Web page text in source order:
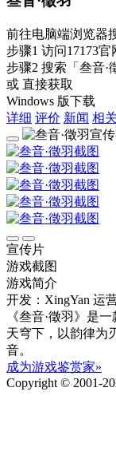
前往电脑端浏览器
步骤1 访问17173官
步骤2 搜索 「叁音·
或 直接获取
Windows 版下载
详细 评价 新闻 相
宣传片
游戏截图
游戏简介
开发：XingYan 运
《叁音·徵羽》是
天穹下，以韵律为
音。
成为游戏鉴赏家»
Copyright © 2001-